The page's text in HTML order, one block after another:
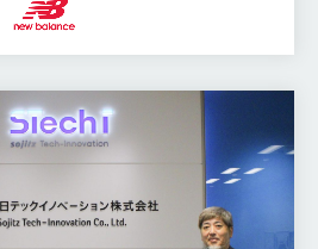
策ではなく当たり前の仕組みとして